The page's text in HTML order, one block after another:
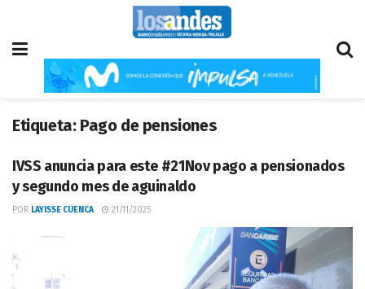
Etiqueta: Pago de pensiones
IVSS anuncia para este #21Nov pago a pensionados
y segundo mes de aguinaldo
POR LAYISSE CUENCA 21/11/2025